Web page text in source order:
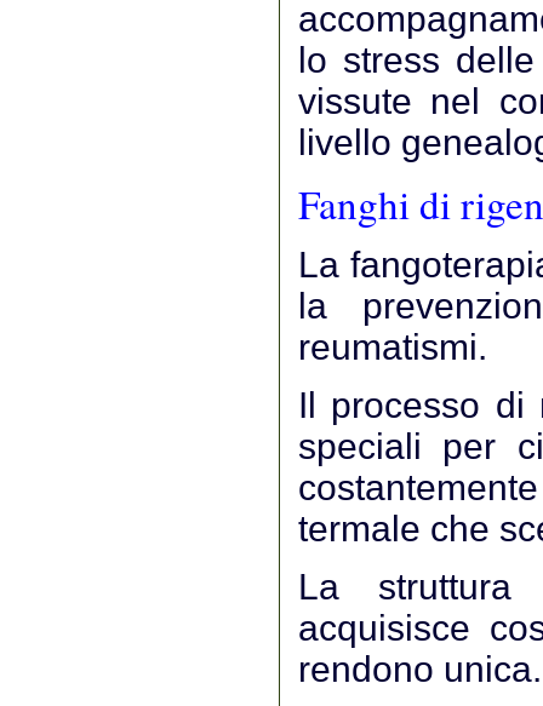
lo stress
vissute nel
livello
Fanghi di
La
la
reumatismi.
Il processo di
speciali per
termale che
La struttura
acquisisce
rendono unica.